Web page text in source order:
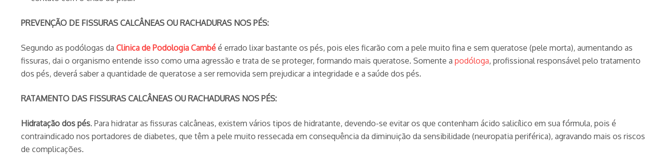
PREVENÇÃO DE FISSURAS CALCÂNEAS OU RACHADURAS NOS PÉS:
Segundo as podólogas da Clinica de Podologia Cambé é errado lixar bastante os pés, pois eles ficarão com a pele muito fina e sem queratose (pele morta), aumentando as
fissuras, dai o organismo entende isso como uma agressão e trata de se proteger, formando mais queratose. Somente a podóloga, profissional responsável pelo tratamento
dos pés, deverá saber a quantidade de queratose a ser removida sem prejudicar a integridade e a saúde dos pés.
RATAMENTO DAS FISSURAS CALCÂNEAS OU RACHADURAS NOS PÉS:
Hidratação dos pés. Para hidratar as fissuras calcâneas, existem vários tipos de hidratante, devendo-se evitar os que contenham ácido salicílico em sua fórmula, pois é
contraindicado nos portadores de diabetes, que têm a pele muito ressecada em consequência da diminuição da sensibilidade (neuropatia periférica), agravando mais os riscos
de complicações.